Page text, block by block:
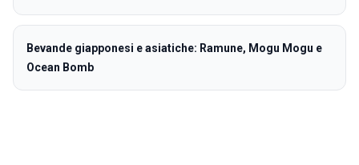
Bevande giapponesi e asiatiche: Ramune, Mogu Mogu e
Ocean Bomb